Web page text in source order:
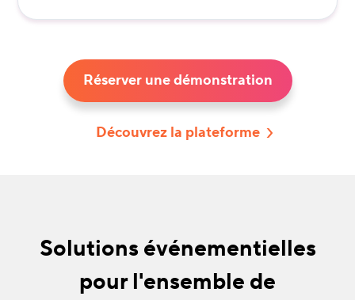
Réserver une démonstration
Découvrez la plateforme
Solutions événementielles
pour l'ensemble de